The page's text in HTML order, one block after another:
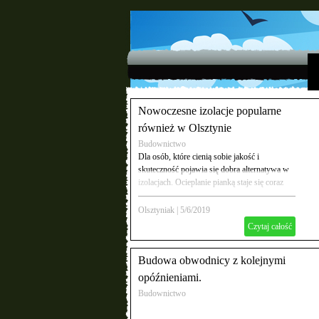
Nowoczesne izolacje popularne
również w Olsztynie
Budownictwo
Dla osób, które cienią sobie jakość i
skuteczność pojawia się dobra alternatywa w
izolacjach. Ocieplanie pianką staje się coraz
bardziej popularne. Olsztynianie chętnie
wybierają ten rodzaj ocieplania.
Olsztyniak| 5/6/2019
Czytaj całość
Budowa obwodnicy z kolejnymi
opóźnieniami.
Budownictwo